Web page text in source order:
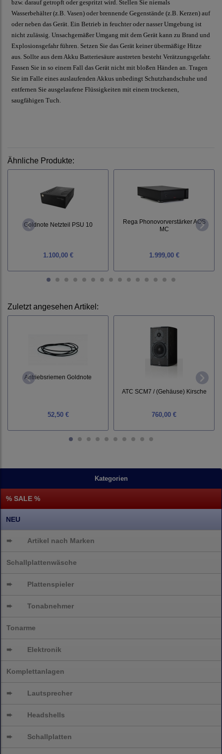
Kategorien
% SALE %
NEU
➨ Artikel nach Marken
Schallplattenwäsche
➨ Plattenspieler
➨ Tonabnehmer
Tonarme
➨ Elektronik
Komplettanlagen
➨ Lautsprecher
➨ Headshells
➨ Schallplatten
bzw. darauf getropft oder gespritzt wird. Stellen Sie niemals
Wasserbehälter (z.B. Vasen) oder brennende Gegenstände (z.B. Kerzen) auf
oder neben das Gerät. Ein Betrieb in feuchter oder nasser Umgebung ist
nicht zulässig. Unsachgemäßer Umgang mit dem Gerät kann zu Brand und
Explosionsgefahr führen. Setzen Sie das Gerät keiner übermäßige Hitze
aus. Sollte aus dem Akku Batteriesäure austreten besteht Verätzungsgefahr.
Fassen Sie in so einem Fall das Gerät nicht mit bloßen Händen an. Tragen
Sie im Falle eines auslaufenden Akkus unbedingt Schutzhandschuhe und
entfernen Sie ausgelaufene Flüssigkeiten mit einem trockenen,
saugfähigen Tuch.
Ähnliche Produkte:
Goldnote Netzteil PSU 10
1.100,00 €
Rega Phonovorverstärker AOS
MC
1.999,00 €
Zuletzt angesehen Artikel:
Antriebsriemen Goldnote
52,50 €
ATC SCM7 / (Gehäuse) Kirsche
760,00 €